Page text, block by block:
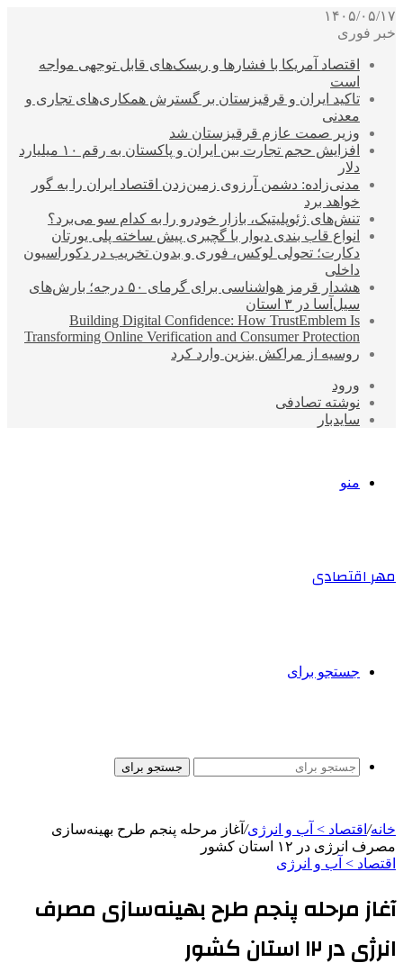
۱۴۰۵/۰۵/۱۷
خبر فوری
اقتصاد آمریکا با فشارها و ریسک‌های قابل توجهی مواجه
است
تاکید ایران و قرقیزستان بر گسترش همکاری‌های تجاری و
معدنی
وزیر صمت عازم قرقیزستان شد
افزایش حجم تجارت بین ایران و پاکستان به رقم ۱۰ میلیارد
دلار
مدنی‌زاده: دشمن آرزوی زمین‌زدن اقتصاد ایران را به گور
خواهد برد
تنش‌های ژئوپلیتیک، بازار خودرو را به کدام سو می‌برد؟
انواع قاب بندی دیوار با گچبری پیش ساخته پلی یورتان
دکارت؛ تحولی لوکس، فوری و بدون تخریب در دکوراسیون
داخلی
هشدار قرمز هواشناسی برای گرمای ۵۰ درجه؛ بارش‌های
سیل‌آسا در ۳ استان
Building Digital Confidence: How TrustEmblem Is
Transforming Online Verification and Consumer Protection
روسیه از مراکش بنزین وارد کرد
ورود
نوشته تصادفی
سایدبار
منو
مهر اقتصادی
جستجو برای
جستجو برای
خانه/ اقتصاد > آب و انرژی/ آغاز مرحله پنجم طرح بهینه‌سازی
مصرف انرژی در ۱۲ استان کشور
اقتصاد > آب و انرژی
آغاز مرحله پنجم طرح بهینه‌سازی مصرف
انرژی در ۱۲ استان کشور